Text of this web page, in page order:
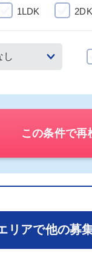
1LDK
この条件で再
リアで他の募